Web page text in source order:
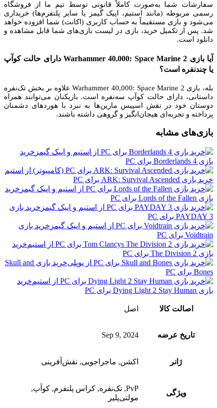
سفارشات شما به‌صورت کاملاً قانونی توسط تیم ما از فروشگاه
رسمی مربوطه (مانند استیم، اپیک گیمز یا سایر پلتفرم‌ها) خریداری
می‌شود و بازی مستقیماً به حساب کاربری (اکانت) شما افزوده خواهد
شد. پس از تکمیل خرید، بازی در لیست بازی‌های شما قابل مشاهده و
دانلود است.
آیا بازی Warhammer 40,000: Space Marine 2 دارای حالت کوآپ
یا چندنفره است؟
بله، بازی Warhammer 40,000: Space Marine 2 علاوه بر بخش تک‌نفره
داستانی، دارای حالت کوآپ سه‌نفره است. بازیکنان می‌توانند همراه
دوستان خود در نقش اسپیس مارین‌ها به نبرد با هوردهای دشمنان
پرداخته و تجربه‌ای هیجان‌انگیز و گروهی داشته باشند.
بازی‌های مشابه
خرید
بازی Borderlands 4 برای PC
خرید بازی ARK: Survival Ascended برای PC
خرید
بازی Lords of the Fallen برای PC
خرید بازی
PAYDAY 3 برای PC
خرید بازی
Voidtrain برای PC
خرید
بازی The Division 2 برای PC
خرید بازی Skull and
Bones برای PC
خرید
بازی Dying Light 2 Stay Human برای PC
اصالت کالا اصل
تاریخ عرضه Sep 9, 2024
ژانر اکشن, ماجراجویی, نقش‌آفرینی
ویژگی‌
PvP, تک‌نفره, کراس پلتفرم, کوآپ,
مولتی‌پلیر